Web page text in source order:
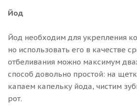
Йод
Йод необходим для укрепления
но использовать его в качестве
отбеливания можно максимум
способ довольно простой: на
капаем капельку йода, чистим
рот.